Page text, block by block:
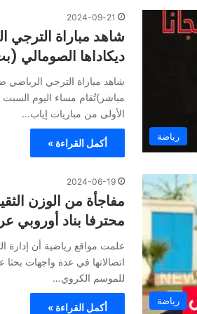
رياضة
2024-09-21
شاهد مباراة الترجي
ديكاداها الصومالي
شاهد مباراة الترجي الرياضي
الأولى من مباريات إياب…
أكمل القراءة »
رياضة
2024-06-19
مفاجأة من الوزن
محترفا بناد أوروبي
علمت مواقع رياضية أن إدارة
اتصالاتها في عدة واجهات
للموسم الكروي…
أكمل القراءة »